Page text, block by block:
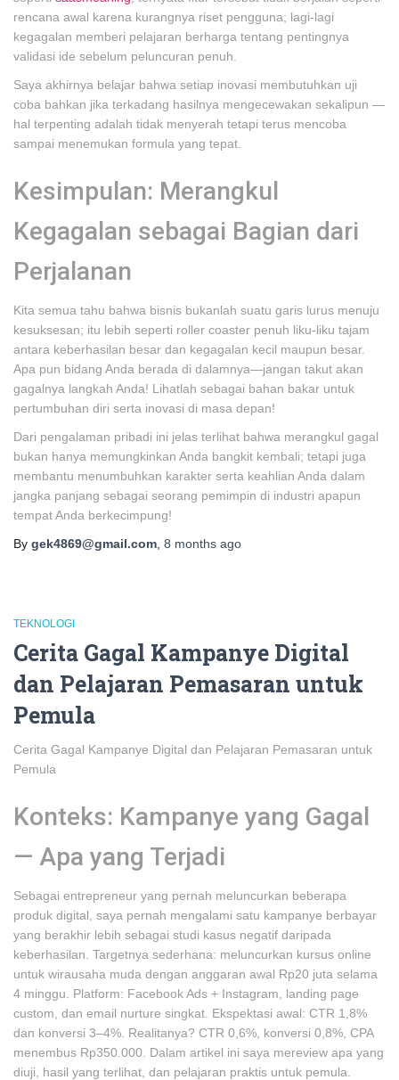
rencana awal karena kurangnya riset pengguna; lagi-lagi
kegagalan memberi pelajaran berharga tentang pentingnya
validasi ide sebelum peluncuran penuh.
Saya akhirnya belajar bahwa setiap inovasi membutuhkan uji
coba bahkan jika terkadang hasilnya mengecewakan sekalipun —
hal terpenting adalah tidak menyerah tetapi terus mencoba
sampai menemukan formula yang tepat.
Kesimpulan: Merangkul
Kegagalan sebagai Bagian dari
Perjalanan
Kita semua tahu bahwa bisnis bukanlah suatu garis lurus menuju
kesuksesan; itu lebih seperti roller coaster penuh liku-liku tajam
antara keberhasilan besar dan kegagalan kecil maupun besar.
Apa pun bidang Anda berada di dalamnya—jangan takut akan
gagalnya langkah Anda! Lihatlah sebagai bahan bakar untuk
pertumbuhan diri serta inovasi di masa depan!
Dari pengalaman pribadi ini jelas terlihat bahwa merangkul gagal
bukan hanya memungkinkan Anda bangkit kembali; tetapi juga
membantu menumbuhkan karakter serta keahlian Anda dalam
jangka panjang sebagai seorang pemimpin di industri apapun
tempat Anda berkecimpung!
By gek4869@gmail.com 8 months ago
TEKNOLOGI
Cerita Gagal Kampanye Digital
dan Pelajaran Pemasaran untuk
Pemula
Cerita Gagal Kampanye Digital dan Pelajaran Pemasaran untuk
Pemula
Konteks: Kampanye yang Gagal
— Apa yang Terjadi
Sebagai entrepreneur yang pernah meluncurkan beberapa
produk digital, saya pernah mengalami satu kampanye berbayar
yang berakhir lebih sebagai studi kasus negatif daripada
keberhasilan. Targetnya sederhana: meluncurkan kursus online
untuk wirausaha muda dengan anggaran awal Rp20 juta selama
4 minggu. Platform: Facebook Ads + Instagram, landing page
custom, dan email nurture singkat. Ekspektasi awal: CTR 1,8%
dan konversi 3–4%. Realitanya? CTR 0,6%, konversi 0,8%, CPA
menembus Rp350.000. Dalam artikel ini saya mereview apa yang
diuji, hasil yang terlihat, dan pelajaran praktis untuk pemula.